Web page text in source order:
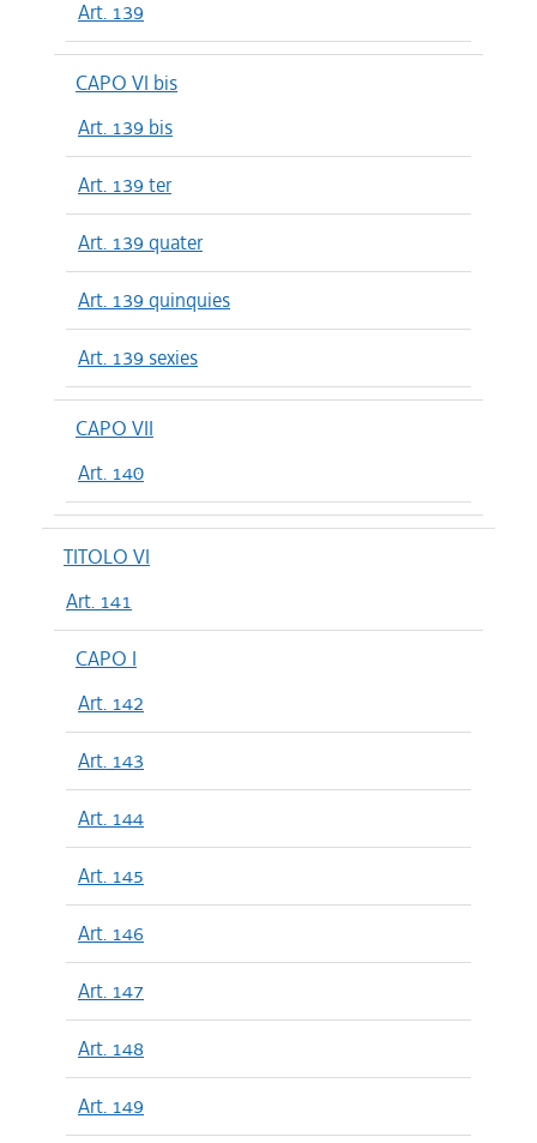
Art. 139
CAPO VI bis
Art. 139 bis
Art. 139 ter
Art. 139 quater
Art. 139 quinquies
Art. 139 sexies
CAPO VII
Art. 140
TITOLO VI
Art. 141
CAPO I
Art. 142
Art. 143
Art. 144
Art. 145
Art. 146
Art. 147
Art. 148
Art. 149